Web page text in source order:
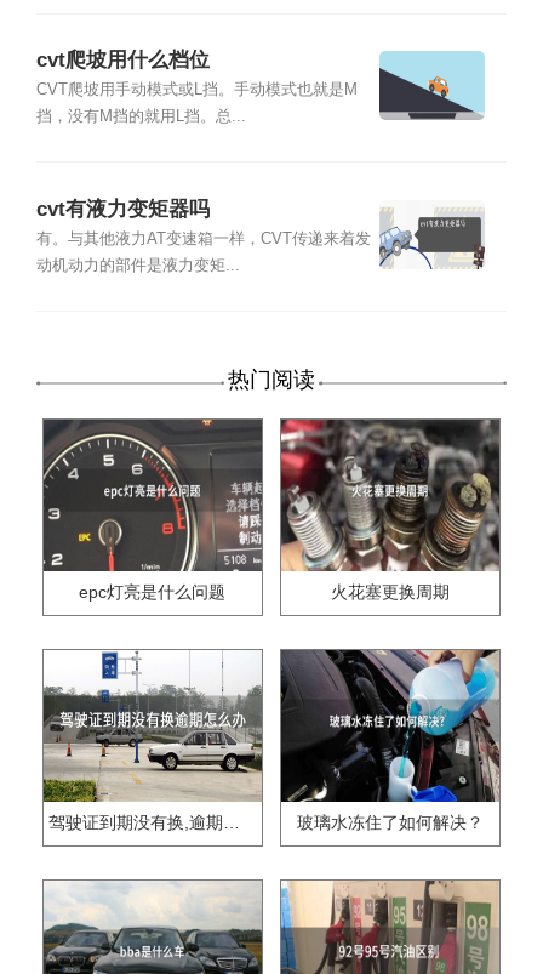
cvt爬坡用什么档位
CVT爬坡用手动模式或L挡。手动模式也就是M
挡，没有M挡的就用L挡。总...
cvt有液力变矩器吗
有。与其他液力AT变速箱一样，CVT传递来着发
动机动力的部件是液力变矩...
热门阅读
epc灯亮是什么问题 火花塞更换周期
驾驶证到期没有换,逾期怎么办?? 玻璃水冻住了如何解决？